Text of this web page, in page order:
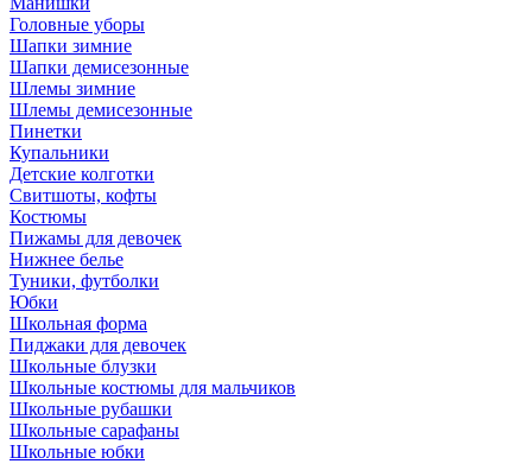
Головные уборы
Шапки зимние
Шапки демисезонные
Шлемы зимние
Шлемы демисезонные
Пинетки
Купальники
Детские колготки
Свитшоты, кофты
Костюмы
Пижамы для девочек
Нижнее белье
Туники, футболки
Юбки
Школьная форма
Пиджаки для девочек
Школьные блузки
Школьные костюмы для мальчиков
Школьные рубашки
Школьные сарафаны
Школьные юбки